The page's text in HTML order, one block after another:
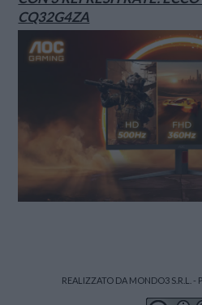
CQ32G4ZA
REALIZZATO DA MONDO3 S.R.L. -